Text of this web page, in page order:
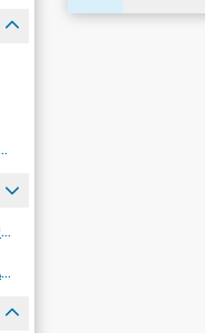
KOMISJI
INTERPELACJE, ZAPYTANIA RADNYCH
IMIENNE WYKAZY GŁOSOWAŃ RADNYCH